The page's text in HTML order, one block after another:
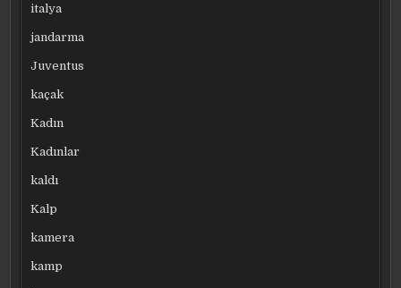
italya
jandarma
Juventus
kaçak
Kadın
Kadınlar
kaldı
Kalp
kamera
kamp